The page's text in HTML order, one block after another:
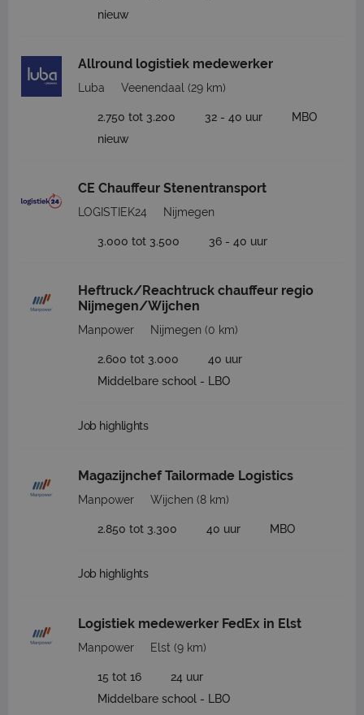
nieuw
Allround logistiek medewerker
Luba Veenendaal (29 km)
2.750 tot 3.200 32 - 40 uur
MBO
nieuw
CE Chauffeur Stenentransport
LOGISTIEK24 Nijmegen
3.000 tot 3.500 36 - 40 uur
Heftruck/Reachtruck chauffeur regio
Nijmegen/Wijchen
Manpower Nijmegen (0 km)
2.600 tot 3.000
40 uur
Middelbare school - LBO
Job highlights
Magazijnchef Tailormade Logistics
Manpower Wijchen (8 km)
2.850 tot 3.300 40 uur MBO
Job highlights
Logistiek medewerker FedEx in Elst
Manpower Elst (9 km)
15 tot 16
24 uur
Middelbare school - LBO